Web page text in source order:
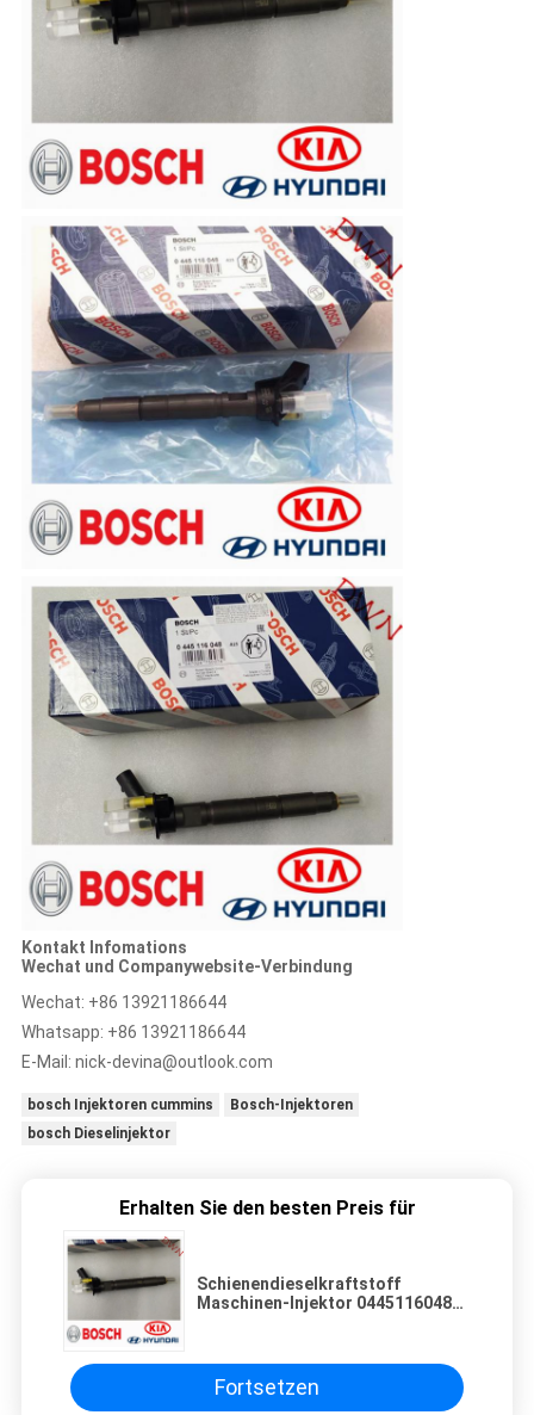
Kontakt Infomations
Wechat und Companywebsite-Verbindung
Wechat: +86 13921186644
Whatsapp: +86 13921186644
E-Mail: nick-devina@outlook.com
bosch Injektoren cummins
Bosch-Injektoren
bosch Dieselinjektor
Erhalten Sie den besten Preis für
Schienendieselkraftstoff
Maschinen-Injektor 0445116048
Fortsetzen